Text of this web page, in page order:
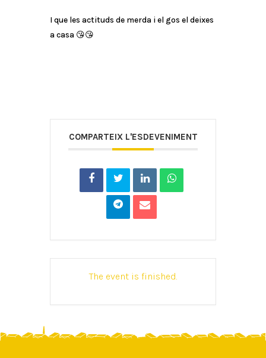
I que les actituds de merda i el gos el deixes
a casa 😘😘
COMPARTEIX L'ESDEVENIMENT
The event is finished.